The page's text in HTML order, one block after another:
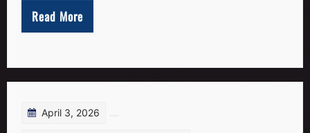
Read More
April 3, 2026